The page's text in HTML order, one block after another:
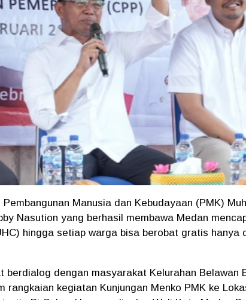
Pembangunan Manusia dan Kebudayaan (PMK)
Nasution yang berhasil membawa Medan
hingga setiap warga bisa berobat gratis hanya
berdialog dengan masyarakat Kelurahan Belawan
rangkaian kegiatan Kunjungan Menko PMK ke